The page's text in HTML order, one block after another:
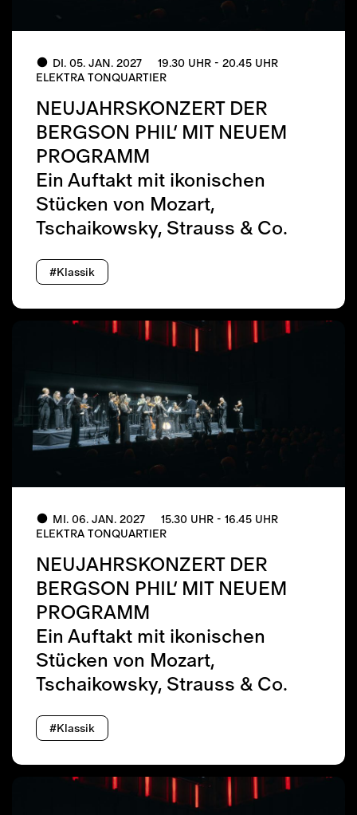
DI. 05. JAN. 2027
19.30 UHR - 20.45 UHR
ELEKTRA TONQUARTIER
NEUJAHRSKONZERT DER
BERGSON PHIL’ MIT NEUEM
PROGRAMM
Ein Auftakt mit ikonischen
Stücken von Mozart,
Tschaikowsky, Strauss & Co.
#Klassik
MI. 06. JAN. 2027
15.30 UHR - 16.45 UHR
ELEKTRA TONQUARTIER
NEUJAHRSKONZERT DER
BERGSON PHIL’ MIT NEUEM
PROGRAMM
Ein Auftakt mit ikonischen
Stücken von Mozart,
Tschaikowsky, Strauss & Co.
#Klassik